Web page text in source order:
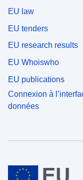
EU law
EU tenders
EU research results
EU Whoiswho
EU publications
Connexion à
données